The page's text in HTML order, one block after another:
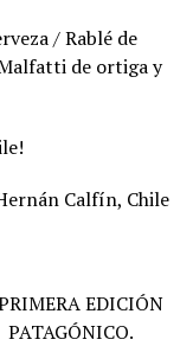
/ Rablé de
de ortiga y
Calfín, Chile
EDICIÓN